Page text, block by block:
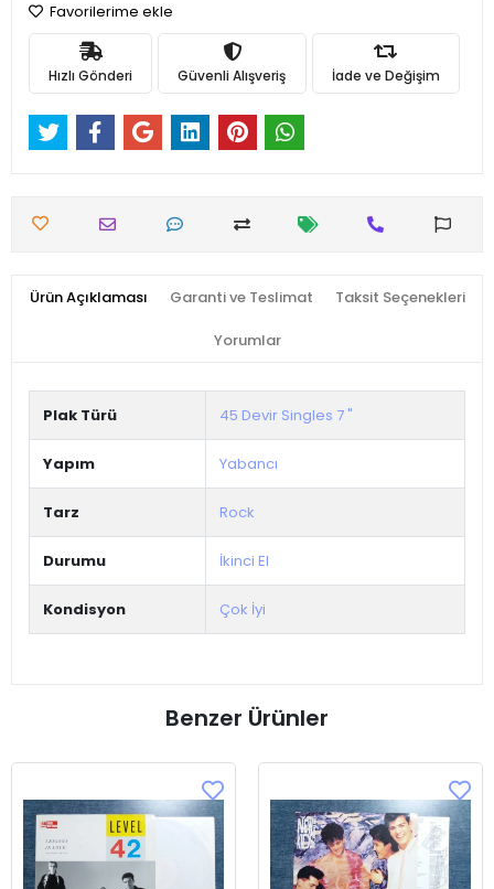
Favorilerime ekle
Hızlı Gönderi Güvenli Alışveriş İade ve Değişim
Ürün Açıklaması Garanti ve Teslimat Taksit Seçenekleri
Yorumlar
Plak Türü 45 Devir Singles 7 "
Yapım Yabancı
Tarz Rock
Durumu İkinci El
Kondisyon Çok İyi
Benzer Ürünler